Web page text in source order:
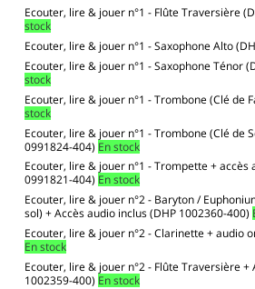
Ecouter, lire & jouer n°1 - Flûte Traversière
stock
Ecouter, lire & jouer n°1 - Saxophone Alto
Ecouter, lire & jouer n°1 - Saxophone Ténor
stock
Ecouter, lire & jouer n°1 - Trombone (Clé de
stock
Ecouter, lire & jouer n°1 - Trombone (Clé de
0991824-404) En stock
Ecouter, lire & jouer n°1 - Trompette + accès
0991821-404) En stock
Ecouter, lire & jouer n°2 - Baryton /
sol) + Accès audio inclus (DHP 1002360-400)
Ecouter, lire & jouer n°2 - Clarinette + audio
En stock
Ecouter, lire & jouer n°2 - Flûte Traversière +
1002359-400) En stock